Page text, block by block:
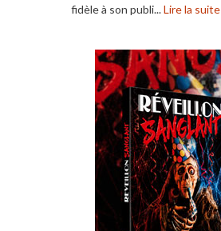
fidèle à son publi...Lire la suite